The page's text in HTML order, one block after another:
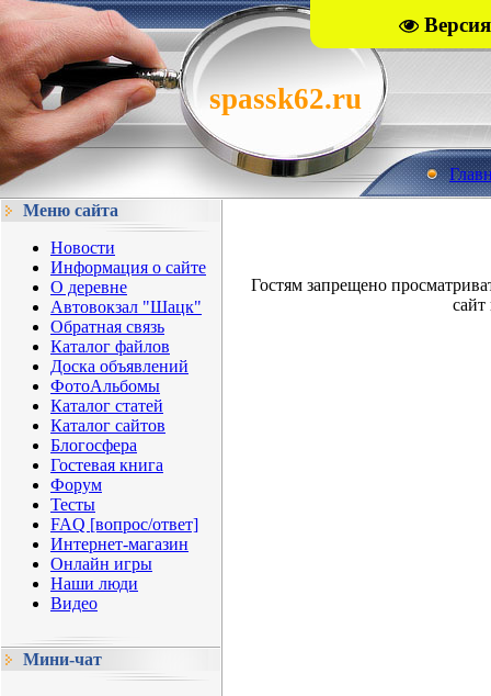
spassk62.ru
Меню сайта
Новости
Информация о сайте
О деревне
Автовокзал "Шацк"
Обратная связь
Каталог файлов
Доска объявлений
ФотоАльбомы
Каталог статей
Каталог сайтов
Блогосфера
Гостевая книга
Форум
Тесты
FAQ [вопрос/ответ]
Интернет-магазин
Онлайн игры
Наши люди
Видео
Мини-чат
Гостям запрещено
сайт